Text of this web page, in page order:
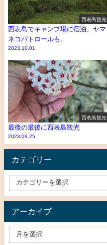
西表島観光
西表島でキャンプ場に宿泊。ヤマ
ネコパトロールも。
2023.10.01
西表島観光
最後の最後に西表島観光
2023.09.25
カテゴリー
アーカイブ